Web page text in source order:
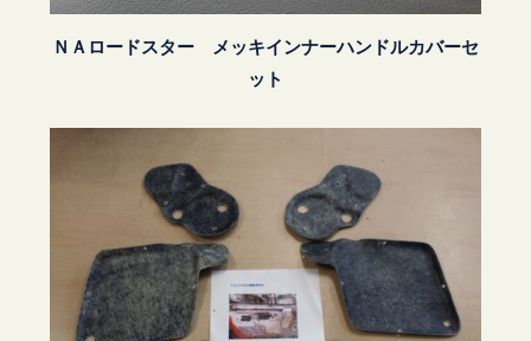
ＮＡロードスター メッキインナーハンドルカバーセ
ット